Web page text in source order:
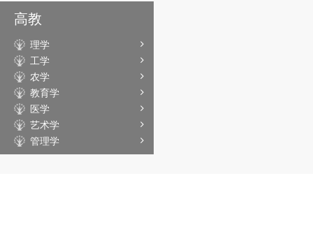
高教
理学
工学
农学
教育学
医学
艺术学
管理学